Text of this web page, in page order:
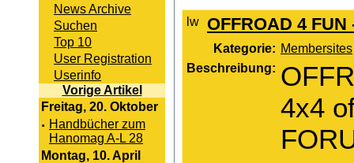
News Archive
Suchen
Top 10
User Registration
Userinfo
Vorige Artikel
Freitag, 20. Oktober
· Handbücher zum
Hanomag A-L 28
Montag, 10. April
OFFROAD 4
Kategorie: Membersites
Beschreibung:
4x4